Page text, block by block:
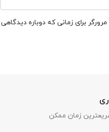
برای زمانی که دوباره دیدگاهی
زمان ممکن